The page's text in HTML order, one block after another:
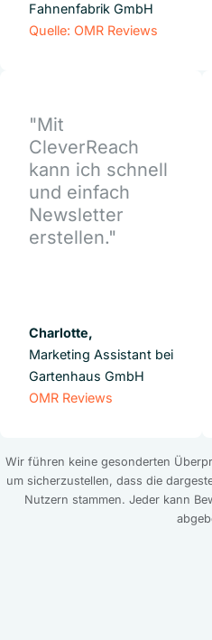
Fahnenfabrik GmbH
Quelle: OMR Reviews
"Mit
CleverReach
kann ich schnell
und einfach
Newsletter
erstellen."
Charlotte,
Marketing Assistant bei
Gartenhaus GmbH
OMR Reviews
Wir führen keine gesonderten
um sicherzustellen, dass die
Nutzern stammen. Jeder kann